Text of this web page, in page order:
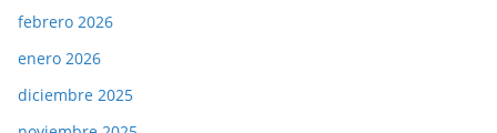
febrero 2026
enero 2026
diciembre 2025